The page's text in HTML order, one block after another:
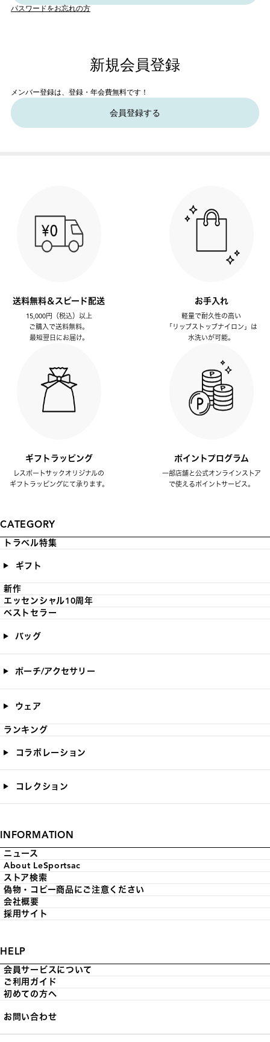
パスワードをお忘れの方
新規会員登録
メンバー登録は、登録・年会費無料です！
会員登録する
送料無料＆スピード配送
15,000円（税込）以上
ご購入で送料無料。
最短翌日にお届け。
お手入れ
軽量で耐久性の高い
「リップストップナイロン」は
水洗いが可能。
ギフトラッピング
レスポートサックオリジナルの
ギフトラッピングにて承ります。
ポイントプログラム
一部店舗と公式オンラインストア
で使えるポイントサービス。
CATEGORY
トラベル特集
ギフト
新作
エッセンシャル10周年
ベストセラー
バッグ
ポーチ/アクセサリー
ウェア
ランキング
コラボレーション
コレクション
INFORMATION
ニュース
About LeSportsac
ストア検索
偽物・コピー商品にご注意ください
会社概要
採用サイト
HELP
会員サービスについて
ご利用ガイド
初めての方へ
お問い合わせ